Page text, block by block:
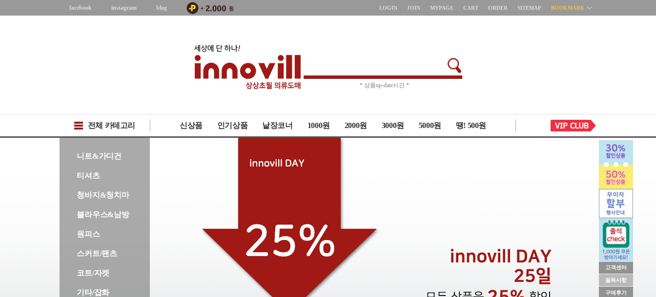
고객센터
필독사항
구매후기
facebook instagram blog LOGIN JOIN MYPAGE CART ORDER SITEMAP BOOKMARK
* 상품up-date시간 *
전체 카테고리 신상품 인기상품 낱장코너 1000원 2000원 3000원 5000원 땡! 500원
니트&가디건
티셔츠
청바지&청치마
블라우스&남방
원피스
스커트/팬츠
코트/자켓
기타/잡화